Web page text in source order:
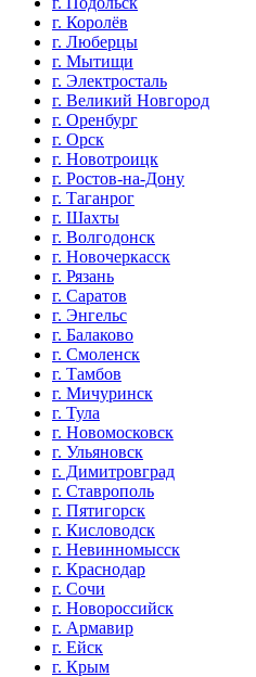
г. Королёв
г. Люберцы
г. Мытищи
г. Электросталь
г. Великий Новгород
г. Оренбург
г. Орск
г. Новотроицк
г. Ростов-на-Дону
г. Таганрог
г. Шахты
г. Волгодонск
г. Новочеркасск
г. Рязань
г. Саратов
г. Энгельс
г. Балаково
г. Смоленск
г. Тамбов
г. Мичуринск
г. Тула
г. Новомосковск
г. Ульяновск
г. Димитровград
г. Ставрополь
г. Пятигорск
г. Кисловодск
г. Невинномысск
г. Краснодар
г. Сочи
г. Новороссийск
г. Армавир
г. Ейск
г. Крым